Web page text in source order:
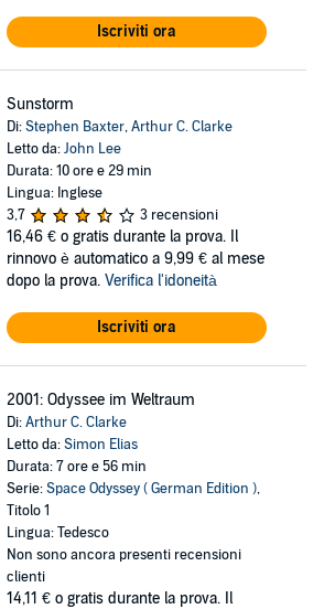
Iscriviti ora
Sunstorm
Di:Stephen Baxter,Arthur C. Clarke
Letto da:John Lee
Durata: 10 ore e 29 min
Lingua: Inglese
3,7
3 recensioni
16,46 € o gratis durante la prova. Il
rinnovo è automatico a 9,99 € al mese
dopo la prova. Verifica l'idoneità
Iscriviti ora
2001: Odyssee im Weltraum
Di:Arthur C. Clarke
Letto da:Simon Elias
Durata: 7 ore e 56 min
Serie:Space Odyssey ( German Edition ),
Titolo 1
Lingua: Tedesco
Non sono ancora presenti recensioni
clienti
14,11 € o gratis durante la prova. Il